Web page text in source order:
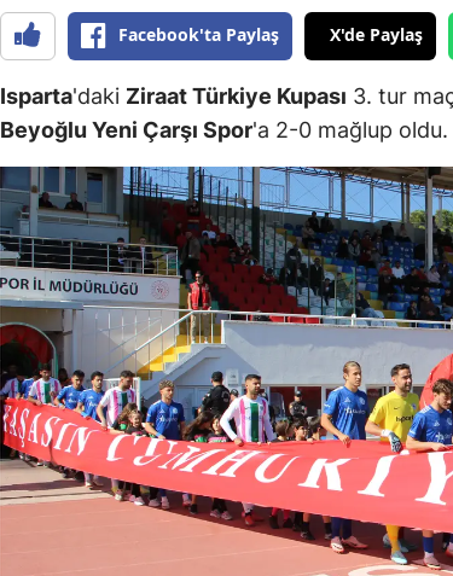
Facebook'ta Paylaş X'de Paylaş
Isparta'daki Ziraat Türkiye Kupası 3. tur
Beyoğlu Yeni Çarşı Spor'a 2-0 mağlup oldu.